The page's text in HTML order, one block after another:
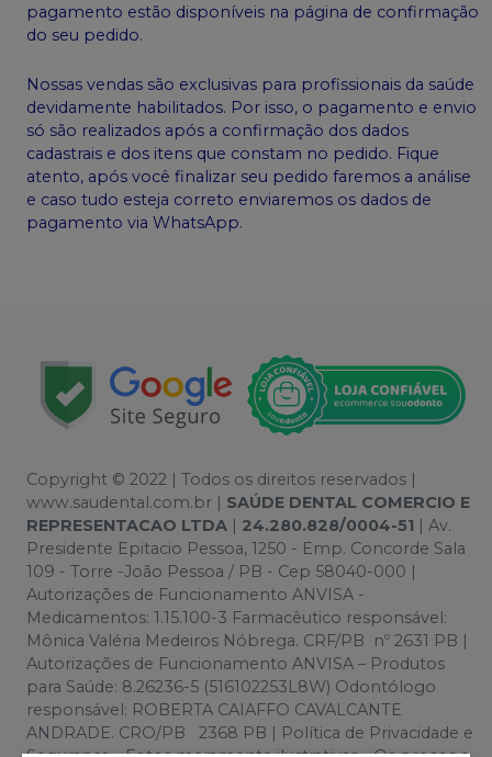
pagamento estão disponíveis na página de confirmação
do seu pedido.
Nossas vendas são exclusivas para profissionais da saúde
devidamente habilitados. Por isso, o pagamento e envio
só são realizados após a confirmação dos dados
cadastrais e dos itens que constam no pedido. Fique
atento, após você finalizar seu pedido faremos a análise
e caso tudo esteja correto enviaremos os dados de
pagamento via WhatsApp.
Copyright © 2022 | Todos os direitos reservados |
www.saudental.com.br | SAÚDE DENTAL COMERCIO E
REPRESENTACAO LTDA | 24.280.828/0004-51 | Av.
Presidente Epitacio Pessoa, 1250 - Emp. Concorde Sala
109 - Torre -João Pessoa / PB - Cep 58040-000 |
Autorizações de Funcionamento ANVISA -
Medicamentos: 1.15.100-3 Farmacêutico responsável:
Mônica Valéria Medeiros Nóbrega. CRF/PB nº 2631 PB |
Autorizações de Funcionamento ANVISA – Produtos
para Saúde: 8.26236-5 (516102253L8W) Odontólogo
responsável: ROBERTA CAIAFFO CAVALCANTE
ANDRADE. CRO/PB 2368 PB | Política de Privacidade e